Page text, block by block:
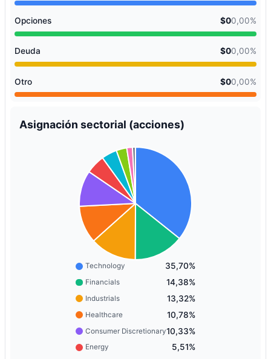
Opciones $00,00%
Deuda $00,00%
Otro $00,00%
Asignación sectorial (acciones)
Technology 35,70%
Financials 14,38%
Industrials 13,32%
Healthcare 10,78%
Consumer Discretionary10,33%
Energy 5,51%